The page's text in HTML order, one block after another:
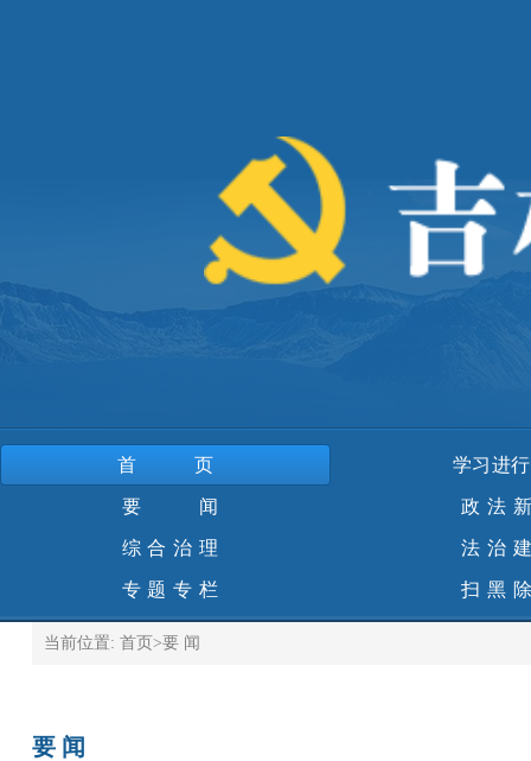
首页 学习进
要 闻 政法
综合治理 法治
专题专栏 扫黑
当前位置: 首页 >要 闻
要 闻